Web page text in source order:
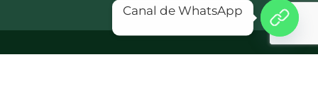
Canal de WhatsApp